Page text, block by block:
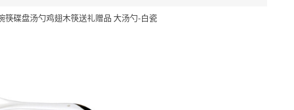
筷碟盘汤勺鸡翅木筷送礼赠品 大汤勺-白瓷